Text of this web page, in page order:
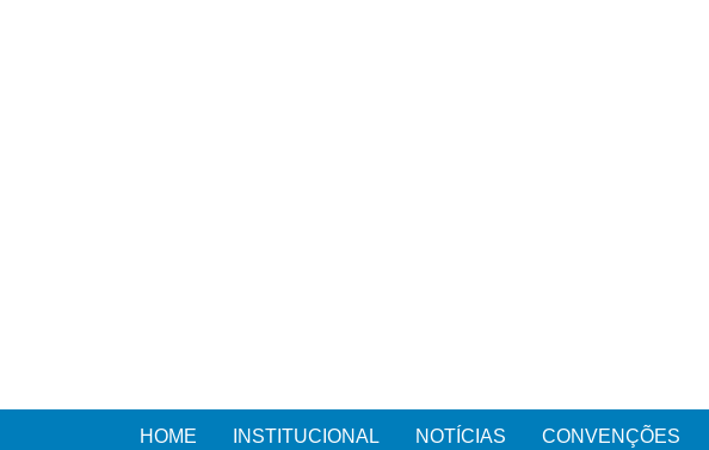
HOME INSTITUCIONAL NOTÍCIAS CONVENÇÕES